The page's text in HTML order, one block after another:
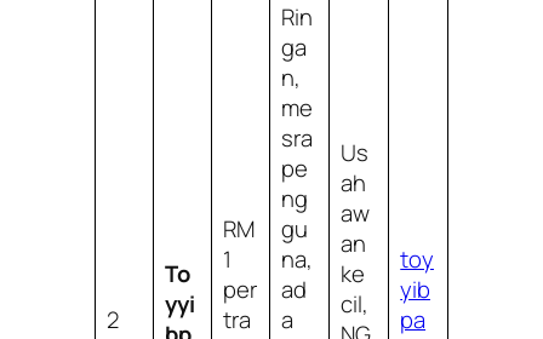
2
To
yyi
RM
1
per
tra
Rin
ga
n,
me
sra
pe
ng
gu
na,
ad
a
Us
ah
aw
an
ke
cil,
toy
yib
pa